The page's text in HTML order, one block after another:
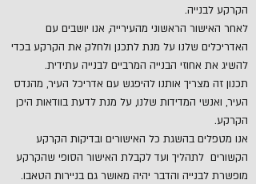
הקרקע לבנייה.
לאחר האישור הראשוני מהעירייה, אנו יושבים עם
האדריכלים שלנו על מנת לתכנן ולחלק את הקרקע בכדי
להשיג את אחוזי הבנייה המרביים לבנייה עתידית.
תכנון זה מצריך אותנו להיפגש עם אדריכל העיר, מהנדס
העיר, ואנשי המדידות שלנו, על מנת לדעת בוודאות היכן
הקרקע.
אנו מטפלים בהשגת כל האישורים ובדיקות הקרקע
הקשורים לתהליך ועד לקבלת האישור הסופי שהקרקע
מופשרת לבנייה והדבר יהיה מאושר גם בניירות הטאבו.